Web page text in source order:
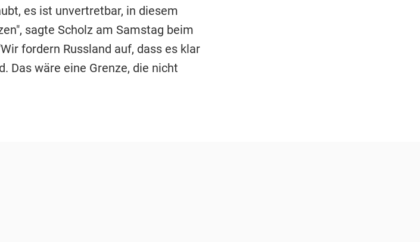
es ist unvertretbar, in diesem
sagte Scholz am Samstag beim
fordern Russland auf, dass es klar
Das wäre eine Grenze, die nicht